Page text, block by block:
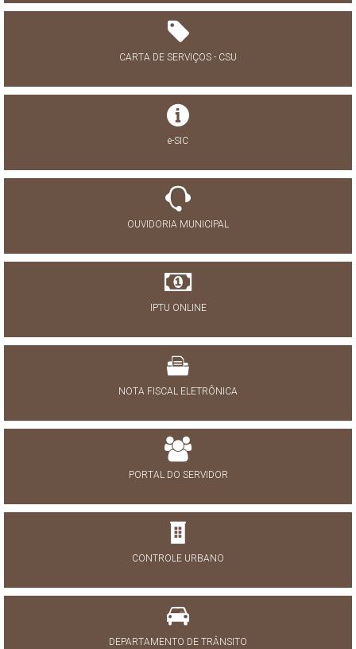
CARTA DE SERVIÇOS - CSU
e-SIC
OUVIDORIA MUNICIPAL
IPTU ONLINE
NOTA FISCAL ELETRÔNICA
PORTAL DO SERVIDOR
CONTROLE URBANO
DEPARTAMENTO DE TRÂNSITO